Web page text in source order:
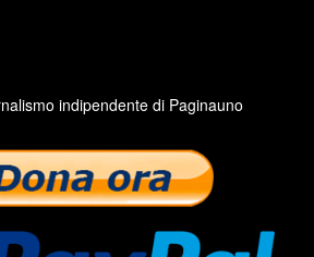
indipendente di Paginauno